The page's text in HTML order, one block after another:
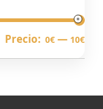
Precio: 0€ — 10€